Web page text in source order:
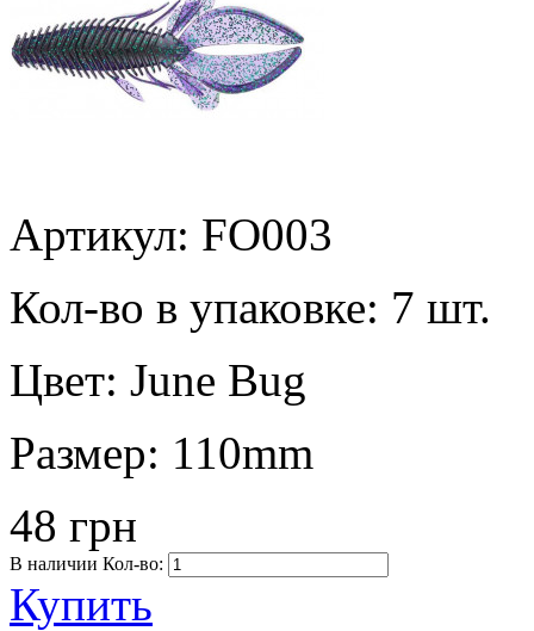
Артикул: FO003
Кол-во в упаковке: 7 шт.
Цвет: June Bug
Размер: 110mm
48 грн
В наличии Кол-во:
Купить